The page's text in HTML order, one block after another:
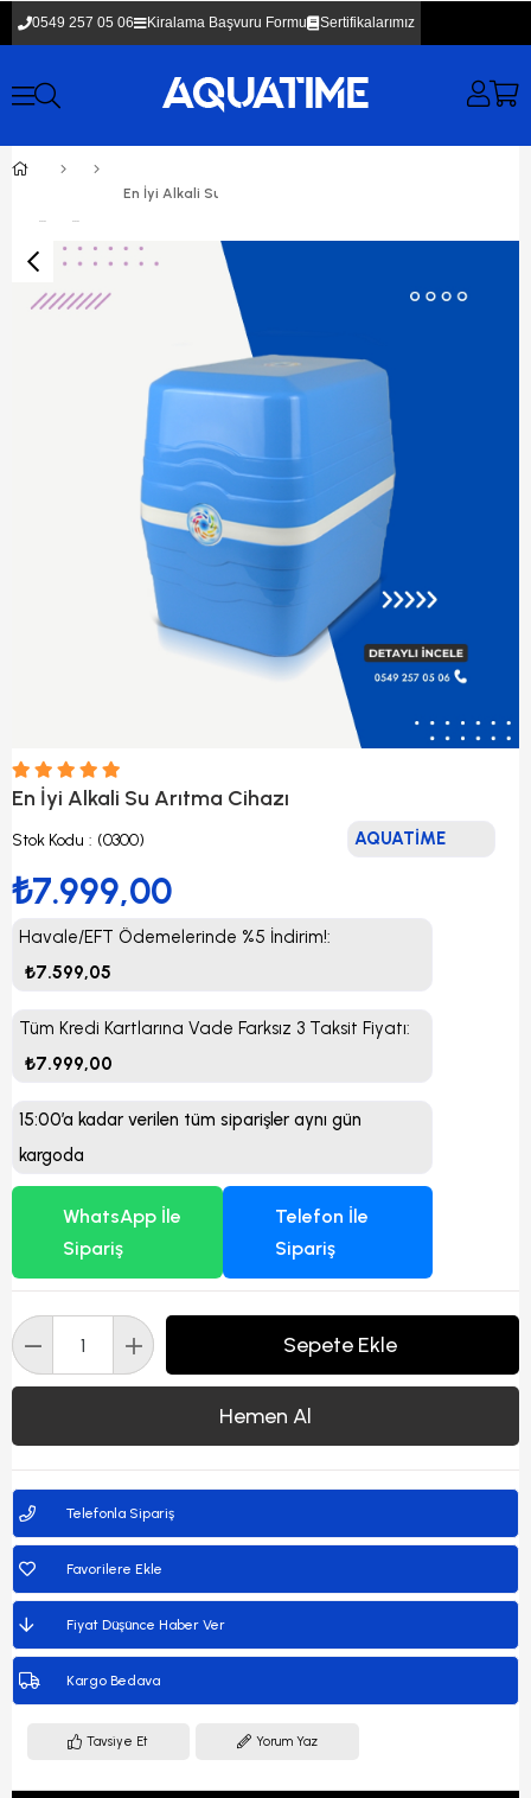
0549 257 05 06 Kiralama Başvuru Formu Sertifikalarımız
En İyi Alkali Su Arıtma Cihazı
Stok Kodu (0300) AQUATİME
₺7.999,00
Havale/EFT Ödemelerinde %5 İndirim!:
₺7.599,05
Tüm Kredi Kartlarına Vade Farksız 3 Taksit Fiyatı:
₺7.999,00
15:00’a kadar verilen tüm siparişler aynı gün
kargoda
WhatsApp İle
Sipariş
Telefon İle
Sipariş
Telefonla Sipariş
Favorilere Ekle
Fiyat Düşünce Haber Ver
Kargo Bedava
Tavsiye Et Yorum Yaz